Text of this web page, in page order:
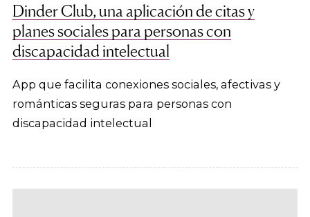
Dinder Club, una aplicación de citas y
planes sociales para personas con
discapacidad intelectual
App que facilita conexiones sociales, afectivas y
románticas seguras para personas con
discapacidad intelectual